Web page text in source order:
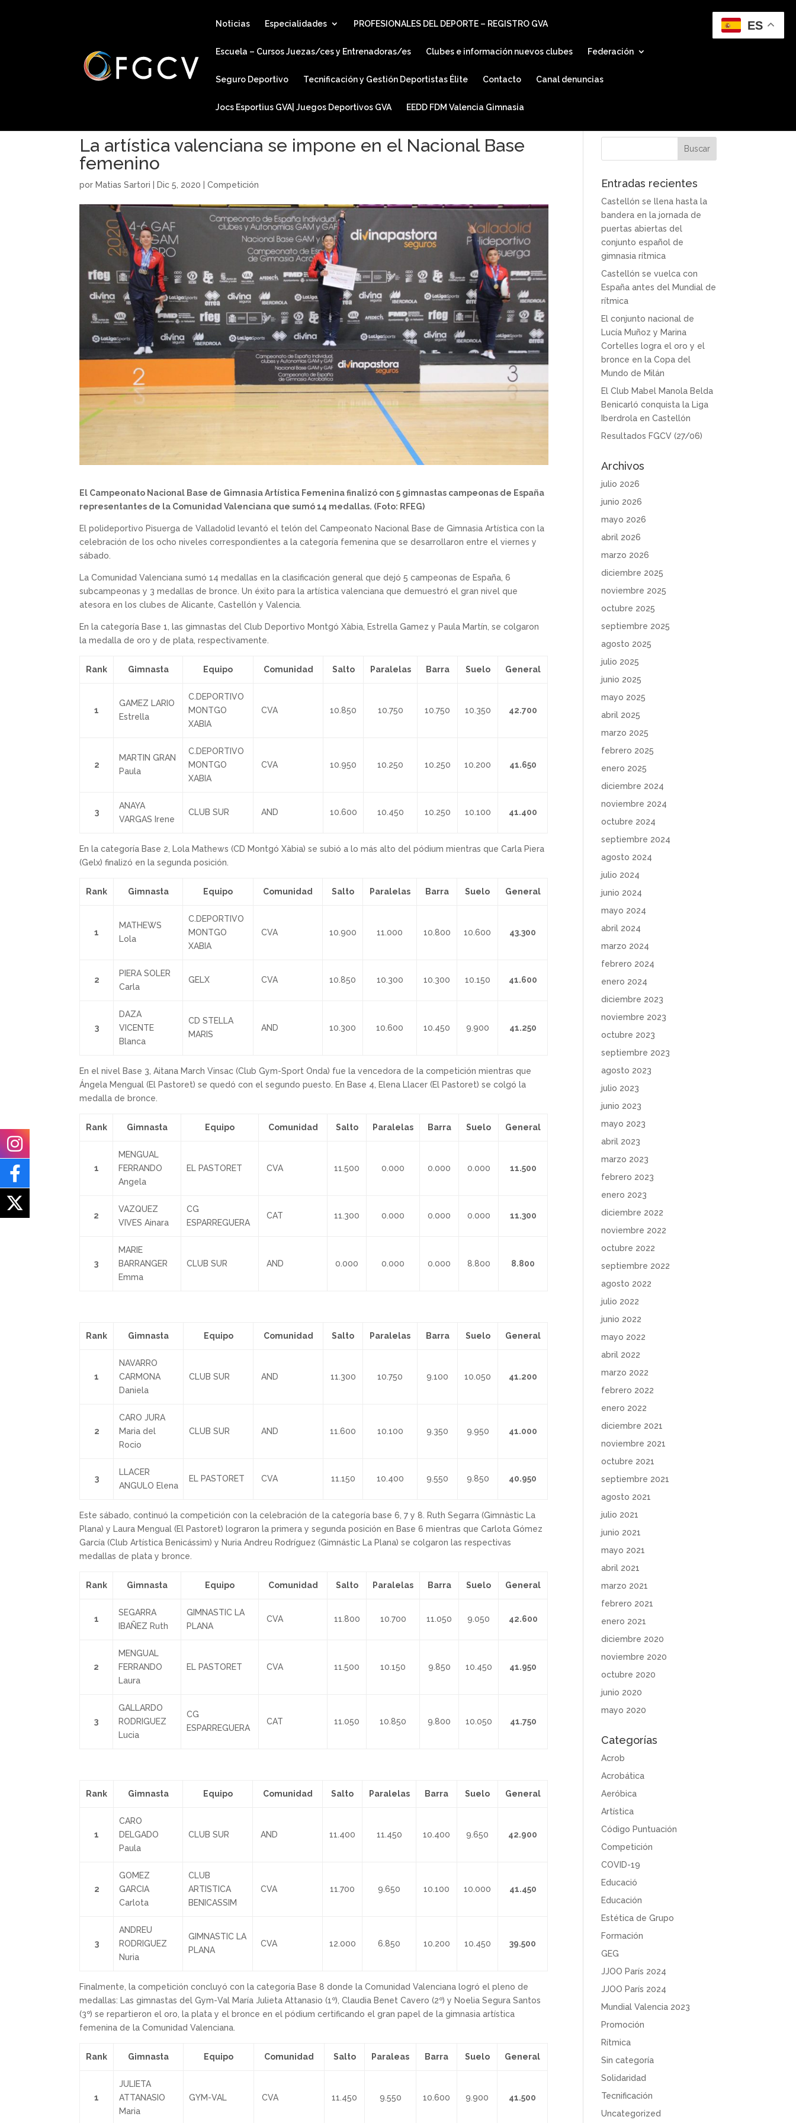
Noticias Especialidades PROFESIONALES DEL DEPORTE – REGISTRO GVA
Escuela – Cursos Juezas/ces y Entrenadoras/es Clubes e información nuevos clubes Federación
Seguro Deportivo Tecnificación y Gestión Deportistas Élite Contacto Canal denuncias
Jocs Esportius GVA| Juegos Deportivos GVA EEDD FDM Valencia Gimnasia
La artística valenciana se impone en el Nacional Base
femenino
por Matias Sartori Dic 5, 2020 |Competición
El Campeonato Nacional Base de Gimnasia Artística Femenina finalizó con 5 gimnastas campeonas de España
representantes de la Comunidad Valenciana que sumó 14 medallas. (Foto: RFEG)
El polideportivo Pisuerga de Valladolid levantó el telón del Campeonato Nacional Base de Gimnasia Artística con la
celebración de los ocho niveles correspondientes a la categoría femenina que se desarrollaron entre el viernes y
sábado.
La Comunidad Valenciana sumó 14 medallas en la clasificación general que dejó 5 campeonas de España, 6
subcampeonas y 3 medallas de bronce. Un éxito para la artística valenciana que demuestró el gran nivel que
atesora en los clubes de Alicante, Castellón y Valencia.
En la categoría Base 1, las gimnastas del Club Deportivo Montgó Xàbia, Estrella Gamez y Paula Martín, se colgaron
la medalla de oro y de plata, respectivamente.
Rank Gimnasta Equipo Comunidad Salto Paralelas Barra Suelo General
1
GAMEZ LARIO
Estrella
C.DEPORTIVO
MONTGO
XABIA
CVA 10.850 10.750 10.750 10.350 42.700
2
MARTIN GRAN
Paula
C.DEPORTIVO
MONTGO
XABIA
CVA 10.950 10.250 10.250 10.200 41.650
3
ANAYA
VARGAS Irene
CLUB SUR AND 10.600 10.450 10.250 10.100 41.400
En la categoría Base 2, Lola Mathews (CD Montgó Xàbia) se subió a lo más alto del pódium mientras que Carla Piera
(Gelx) finalizó en la segunda posición.
Rank Gimnasta Equipo Comunidad Salto Paralelas Barra Suelo General
1
MATHEWS
Lola
C.DEPORTIVO
MONTGO
XABIA
CVA 10.900 11.000 10.800 10.600 43.300
2
PIERA SOLER
Carla
GELX CVA 10.850 10.300 10.300 10.150 41.600
3
DAZA
VICENTE
Blanca
CD STELLA
MARIS
AND 10.300 10.600 10.450 9.900 41.250
En el nivel Base 3, Aitana March Vinsac (Club Gym-Sport Onda) fue la vencedora de la competición mientras que
Ángela Mengual (El Pastoret) se quedó con el segundo puesto. En Base 4, Elena Llacer (El Pastoret) se colgó la
medalla de bronce.
Rank Gimnasta Equipo Comunidad Salto Paralelas Barra Suelo General
1
MENGUAL
FERRANDO
Angela
EL PASTORET CVA 11.500 0.000 0.000 0.000 11.500
2
VAZQUEZ
VIVES Ainara
CG
ESPARREGUERA
CAT 11.300 0.000 0.000 0.000 11.300
3
MARIE
BARRANGER
Emma
CLUB SUR AND 0.000 0.000 0.000 8.800 8.800
Rank Gimnasta Equipo Comunidad Salto Paralelas Barra Suelo General
1
NAVARRO
CARMONA
Daniela
CLUB SUR AND 11.300 10.750 9.100 10.050 41.200
2
CARO JURA
Maria del
Rocio
CLUB SUR AND 11.600 10.100 9.350 9.950 41.000
3
LLACER
ANGULO Elena
EL PASTORET CVA 11.150 10.400 9.550 9.850 40.950
Este sábado, continuó la competición con la celebración de la categoría base 6, 7 y 8. Ruth Segarra (Gimnàstic La
Plana) y Laura Mengual (El Pastoret) lograron la primera y segunda posición en Base 6 mientras que Carlota Gómez
García (Club Artística Benicássim) y Nuria Andreu Rodríguez (Gimnástic La Plana) se colgaron las respectivas
medallas de plata y bronce.
Rank Gimnasta Equipo Comunidad Salto Paralelas Barra Suelo General
1
SEGARRA
IBAÑEZ Ruth
GIMNASTIC LA
PLANA
CVA 11.800 10.700 11.050 9.050 42.600
2
MENGUAL
FERRANDO
Laura
EL PASTORET CVA 11.500 10.150 9.850 10.450 41.950
3
GALLARDO
RODRIGUEZ
Lucia
CG
ESPARREGUERA
CAT 11.050 10.850 9.800 10.050 41.750
Rank Gimnasta Equipo Comunidad Salto Paralelas Barra Suelo General
1
CARO
DELGADO
Paula
CLUB SUR AND 11.400 11.450 10.400 9.650 42.900
2
GOMEZ
GARCIA
Carlota
CLUB
ARTISTICA
BENICASSIM
CVA 11.700 9.650 10.100 10.000 41.450
3
ANDREU
RODRIGUEZ
Nuria
GIMNASTIC LA
PLANA
CVA 12.000 6.850 10.200 10.450 39.500
Finalmente, la competición concluyó con la categoría Base 8 donde la Comunidad Valenciana logró el pleno de
medallas: Las gimnastas del Gym-Val María Julieta Attanasio (1º), Claudia Benet Cavero (2º) y Noelia Segura Santos
(3º) se repartieron el oro, la plata y el bronce en el pódium certificando el gran papel de la gimnasia artística
femenina de la Comunidad Valenciana.
Rank Gimnasta Equipo Comunidad Salto Paraleas Barra Suelo General
1
JULIETA
ATTANASIO
Maria
GYM-VAL CVA 11.450 9.550 10.600 9.900 41.500
Entradas recientes
Castellón se llena hasta la
bandera en la jornada de
puertas abiertas del
conjunto español de
gimnasia rítmica
Castellón se vuelca con
España antes del Mundial de
rítmica
El conjunto nacional de
Lucía Muñoz y Marina
Cortelles logra el oro y el
bronce en la Copa del
Mundo de Milán
El Club Mabel Manola Belda
Benicarló conquista la Liga
Iberdrola en Castellón
Resultados FGCV (27/06)
Archivos
julio 2026
junio 2026
mayo 2026
abril 2026
marzo 2026
diciembre 2025
noviembre 2025
octubre 2025
septiembre 2025
agosto 2025
julio 2025
junio 2025
mayo 2025
abril 2025
marzo 2025
febrero 2025
enero 2025
diciembre 2024
noviembre 2024
octubre 2024
septiembre 2024
agosto 2024
julio 2024
junio 2024
mayo 2024
abril 2024
marzo 2024
febrero 2024
enero 2024
diciembre 2023
noviembre 2023
octubre 2023
septiembre 2023
agosto 2023
julio 2023
junio 2023
mayo 2023
abril 2023
marzo 2023
febrero 2023
enero 2023
diciembre 2022
noviembre 2022
octubre 2022
septiembre 2022
agosto 2022
julio 2022
junio 2022
mayo 2022
abril 2022
marzo 2022
febrero 2022
enero 2022
diciembre 2021
noviembre 2021
octubre 2021
septiembre 2021
agosto 2021
julio 2021
junio 2021
mayo 2021
abril 2021
marzo 2021
febrero 2021
enero 2021
diciembre 2020
noviembre 2020
octubre 2020
junio 2020
mayo 2020
Categorías
Acrob
Acrobática
Aeróbica
Artística
Código Puntuación
Competición
COVID-19
Educació
Educación
Estética de Grupo
Formación
GEG
JJOO París 2024
JJOO París 2024
Mundial Valencia 2023
Promoción
Rítmica
Sin categoría
Solidaridad
Tecnificación
Uncategorized
ES